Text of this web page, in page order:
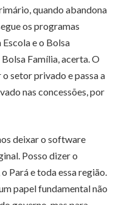
quando abandona
os programas
e o Bolsa
Família, acerta. O
setor privado e passa a
nas concessões, por
deixar o software
Posso dizer o
Pará e toda essa região.
papel fundamental não